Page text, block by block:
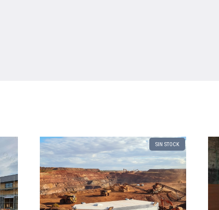
SIN STOCK